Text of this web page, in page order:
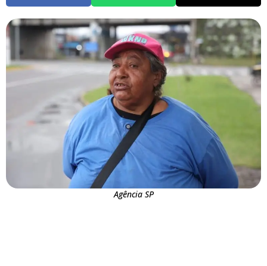
Agência SP